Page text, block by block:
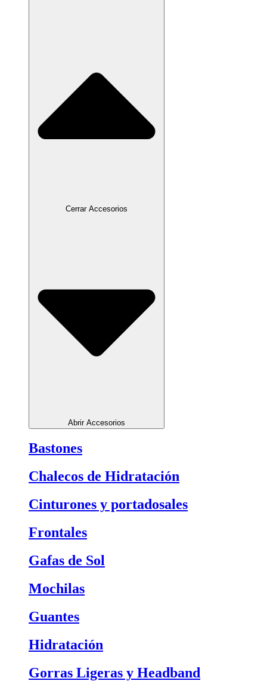
Cerrar Accesorios
Abrir Accesorios
Bastones
Chalecos de Hidratación
Cinturones y portadosales
Frontales
Gafas de Sol
Mochilas
Guantes
Hidratación
Gorras Ligeras y Headband